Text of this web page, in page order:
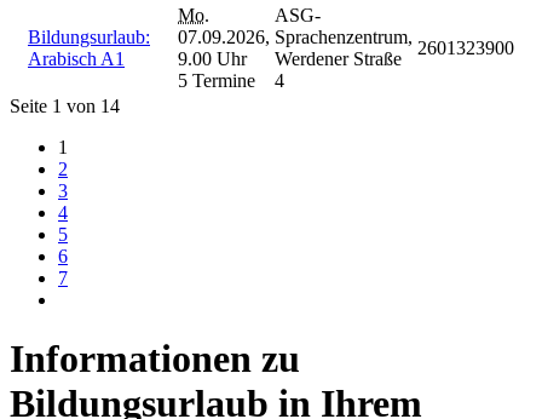
Bildungsurlaub:
Arabisch A1
Mo.
07.09.2026,
9.00 Uhr
5 Termine
ASG-
Sprachenzentrum,
Werdener Straße
4
2601323900
Seite 1 von 14
1
2
3
4
5
6
7
Informationen zu
Bildungsurlaub in Ihrem